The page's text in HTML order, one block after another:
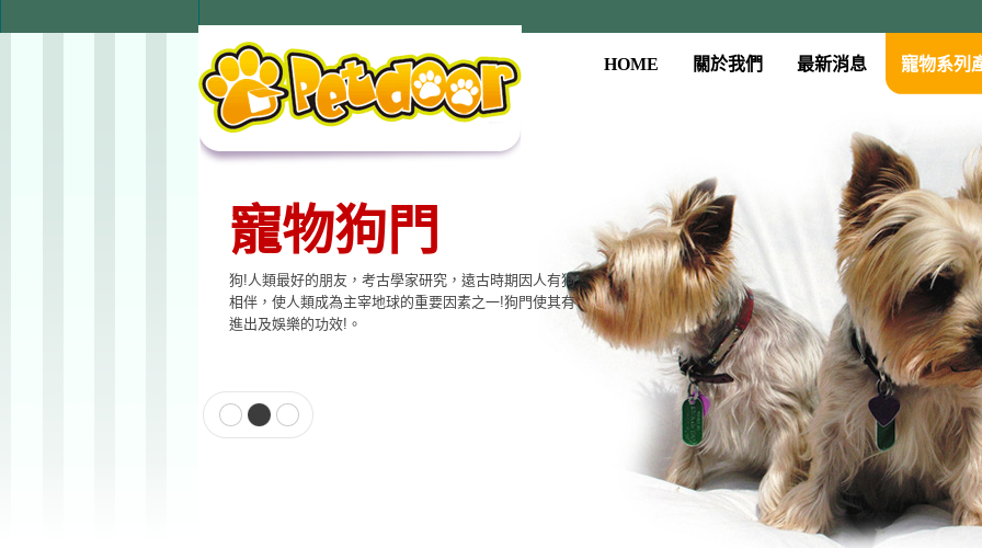
HOME 關於我們 最新消息 寵物系列
寵物狗門
狗!人類最好的朋友，考古學家研究，遠古時期因人有狗
相伴，使人類成為主宰地球的重要因素之一!狗門使其有
進出及娛樂的功效!。